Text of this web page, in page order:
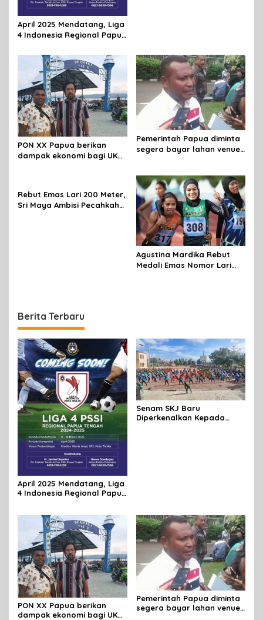
April 2025 Mendatang, Liga
4 Indonesia Regional Papua
Mimika
PON XX Papua berikan
dampak ekonomi bagi UKM
Pemerintah Papua diminta
segera bayar lahan venue
Rebut Emas Lari 200 Meter,
Sri Maya Ambisi Pecahkah
Agustina Mardika Rebut
Medali Emas Nomor Lari
Berita Terbaru
April 2025 Mendatang, Liga
4 Indonesia Regional Papua
Senam SKJ Baru
Diperkenalkan Kepada
PON XX Papua berikan
dampak ekonomi bagi UKM
Pemerintah Papua diminta
segera bayar lahan venue